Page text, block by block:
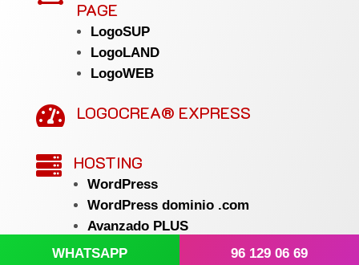
PAGE
LogoSUP
LogoLAND
LogoWEB
 LOGOCREA® EXPRESS
 HOSTING
WordPress
WordPress dominio .com
Avanzado PLUS
Avanzado PLUS dominio .com
WHATSAPP 96 129 06 69